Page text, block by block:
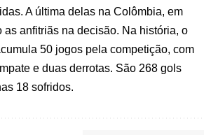
A última delas na Colômbia, em
as anfitriãs na decisão. Na história, o
50 jogos pela competição, com
e duas derrotas. São 268 gols
18 sofridos.